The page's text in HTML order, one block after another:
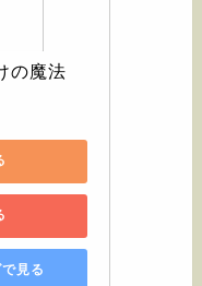
の魔法
見る